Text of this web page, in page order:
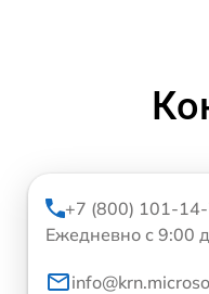
+7 (800) 101-
Ежедневно с 9:00